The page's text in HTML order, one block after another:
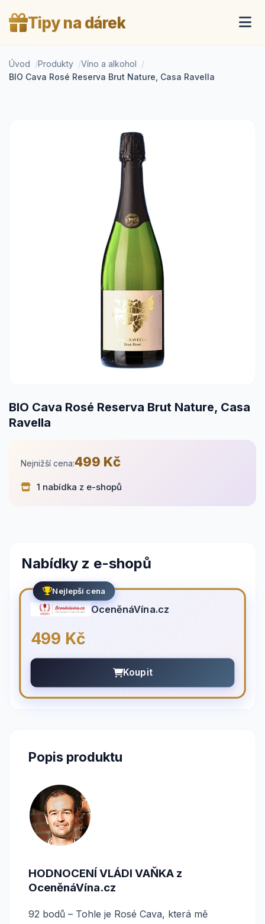
Tipy na dárek
Úvod Produkty
Víno a alkohol
BIO Cava Rosé Reserva Brut Nature, Casa Ravella
BIO Cava Rosé Reserva Brut Nature, Casa
Ravella
Nejnižší cena:499 Kč
1 nabídka z e-shopů
Nabídky z e-shopů
Nejlepší cena
OceněnáVína.cz
499 Kč
Koupit
Popis produktu
HODNOCENÍ VLÁDI VAŇKA z
OceněnáVína.cz
92 bodů – Tohle je Rosé Cava, která mě